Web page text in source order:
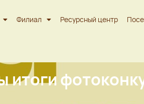
Филиал Ресурсный центр